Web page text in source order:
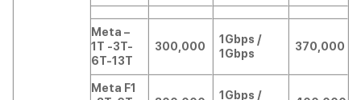
Meta –
1T -3T-
6T-13T
300,000
1Gbps /
1Gbps
370,000
Meta F1
1Gbps /